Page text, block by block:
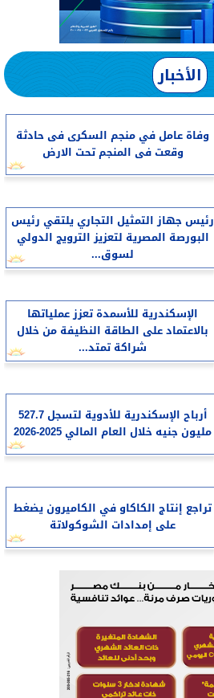
الأخبار
وفاة عامل في منجم السكرى فى حادثة
وقعت فى المنجم تحت الارض
رئيس جهاز التمثيل التجاري يلتقي رئيس
البورصة المصرية لتعزيز الترويج الدولي
لسوق...
الإسكندرية للأسمدة تعزز عملياتها
بالاعتماد على الطاقة النظيفة من خلال
شراكة تمتد...
أرباح الإسكندرية للأدوية لتسجل 527.7
مليون جنيه خلال العام المالي 2025-2026
تراجع إنتاج الكاكاو في الكاميرون يضغط
على إمدادات الشوكولاتة